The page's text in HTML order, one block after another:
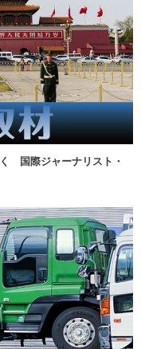
国際ジャーナリスト・